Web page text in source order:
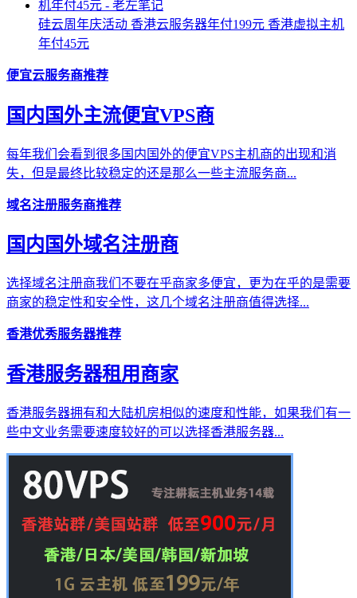
硅云周年庆活动 香港云服务器年付199元 香港虚拟主机
年付45元
便宜云服务商推荐
国内国外主流便宜VPS商
每年我们会看到很多国内国外的便宜VPS主机商的出现和消
失，但是最终比较稳定的还是那么一些主流服务商...
域名注册服务商推荐
国内国外域名注册商
选择域名注册商我们不要在乎商家多便宜，更为在乎的是需要
商家的稳定性和安全性，这几个域名注册商值得选择...
香港优秀服务器推荐
香港服务器租用商家
香港服务器拥有和大陆机房相似的速度和性能，如果我们有一
些中文业务需要速度较好的可以选择香港服务器...